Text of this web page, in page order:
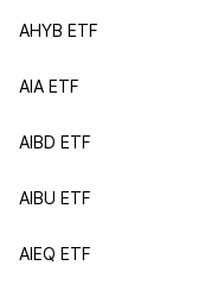
AHYB ETF
AIA ETF
AIBD ETF
AIBU ETF
AIEQ ETF